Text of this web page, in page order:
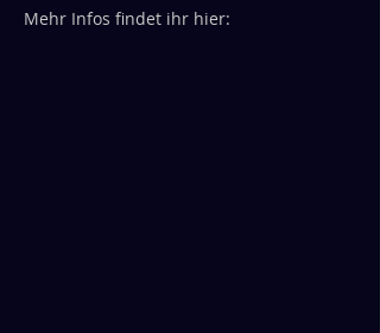
Mehr Infos findet ihr hier: